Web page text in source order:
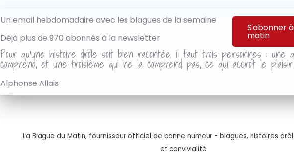
Un email hebdomadaire avec les blagues de la semaine
Déjà plus de 970 abonnés à la newsletter
S'abonner
matin
Pour qu'une histoire drôle soit bien racontée, il faut trois personnes : une
comprend, et une troisième qui ne la comprend pas, ce qui accroît le
Alphonse Allais
La Blague du Matin, fournisseur officiel de bonne humeur - blagues, histoires
et convivialité